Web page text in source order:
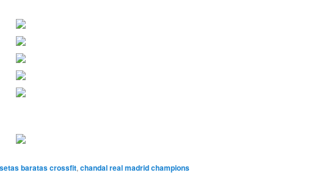
baratas crossfit, chandal real madrid champions